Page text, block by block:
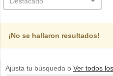
¡No se hallaron resultados!
Ajusta tu búsqueda o Ver todos